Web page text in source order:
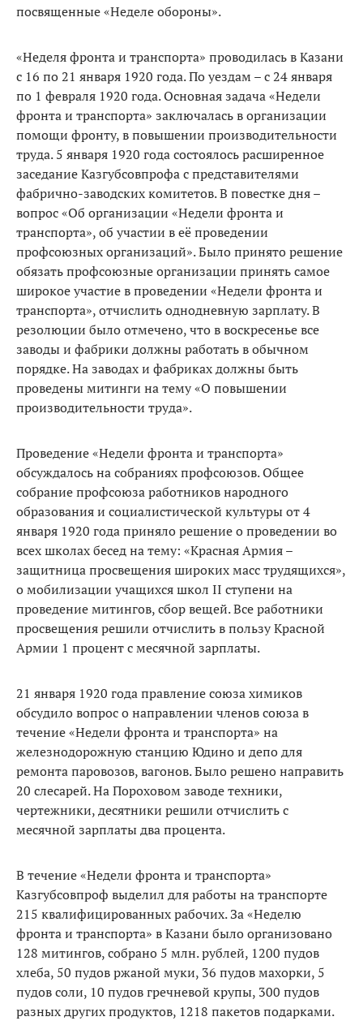
посвященные «Неделе обороны».
«Неделя фронта и транспорта» проводилась в Казани
с 16 по 21 января 1920 года. По уездам – с 24 января
по 1 февраля 1920 года. Основная задача «Недели
фронта и транспорта» заключалась в организации
помощи фронту, в повышении производительности
труда. 5 января 1920 года состоялось расширенное
заседание Казгубсовпрофа с представителями
фабрично-заводских комитетов. В повестке дня –
вопрос «Об организации «Недели фронта и
транспорта», об участии в её проведении
профсоюзных организаций». Было принято решение
обязать профсоюзные организации принять самое
широкое участие в проведении «Недели фронта и
транспорта», отчислить однодневную зарплату. В
резолюции было отмечено, что в воскресенье все
заводы и фабрики должны работать в обычном
порядке. На заводах и фабриках должны быть
проведены митинги на тему «О повышении
производительности труда».
Проведение «Недели фронта и транспорта»
обсуждалось на собраниях профсоюзов. Общее
собрание профсоюза работников народного
образования и социалистической культуры от 4
января 1920 года приняло решение о проведении во
всех школах бесед на тему: «Красная Армия –
защитница просвещения широких масс трудящихся»,
о мобилизации учащихся школ II ступени на
проведение митингов, сбор вещей. Все работники
просвещения решили отчислить в пользу Красной
Армии 1 процент с месячной зарплаты.
21 января 1920 года правление союза химиков
обсудило вопрос о направлении членов союза в
течение «Недели фронта и транспорта» на
железнодорожную станцию Юдино и депо для
ремонта паровозов, вагонов. Было решено направить
20 слесарей. На Пороховом заводе техники,
чертежники, десятники решили отчислить с
месячной зарплаты два процента.
В течение «Недели фронта и транспорта»
Казгубсовпроф выделил для работы на транспорте
215 квалифицированных рабочих. За «Неделю
фронта и транспорта» в Казани было организовано
128 митингов, собрано 5 млн. рублей, 1200 пудов
хлеба, 50 пудов ржаной муки, 36 пудов махорки, 5
пудов соли, 10 пудов гречневой крупы, 300 пудов
разных других продуктов, 1218 пакетов подарками.